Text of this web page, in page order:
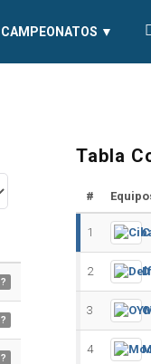
CAMPEONATOS ▼
?
?
?
Tabla
#
1
2
3
4